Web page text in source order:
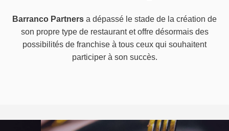
Barranco Partners a dépassé le stade de la création de
son propre type de restaurant et offre désormais des
possibilités de franchise à tous ceux qui souhaitent
participer à son succès.